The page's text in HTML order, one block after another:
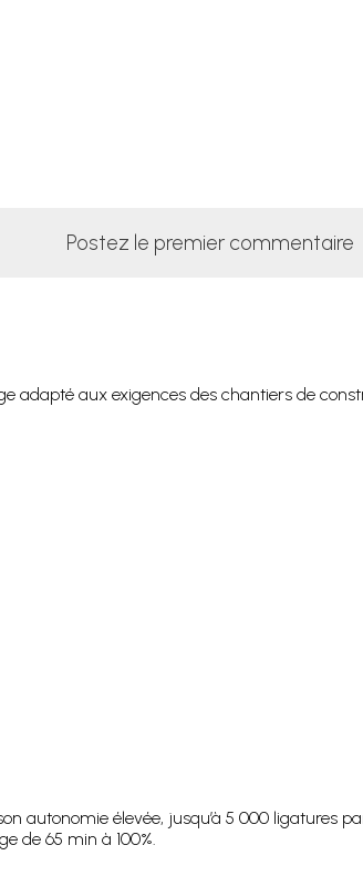
Postez le premier commentaire
adapté aux exigences des chantiers de
autonomie élevée, jusqu’à 5 000 ligatures
de 65 min à 100%.